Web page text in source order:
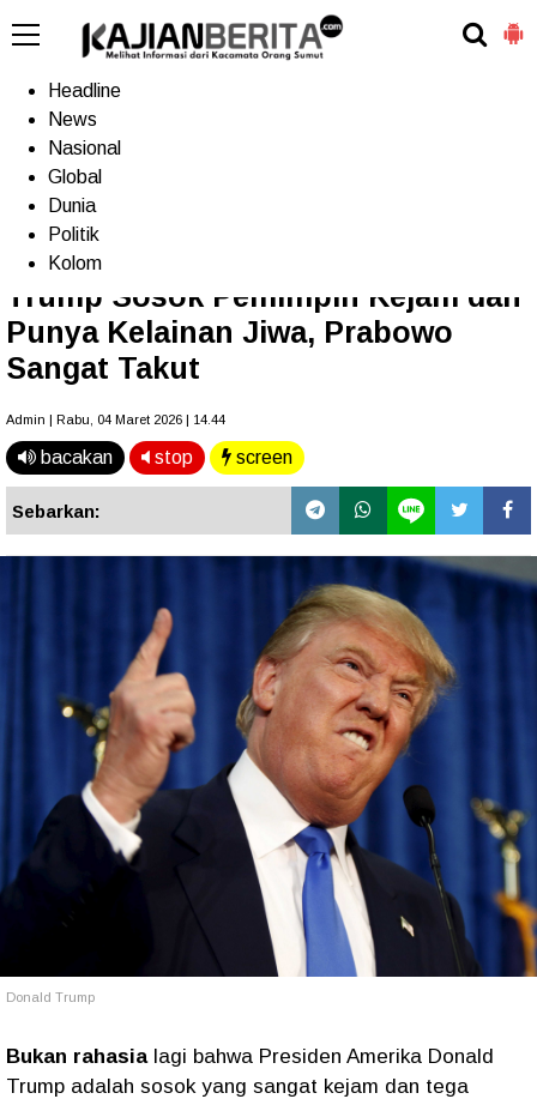
Home
Headline
News
Nasional
Global
Dunia
Politik
Kolom
Terkini
Trump Sosok Pemimpin Kejam dan
Punya Kelainan Jiwa, Prabowo
Sangat Takut
Admin | Rabu, 04 Maret 2026 | 14.44
bacakan stop screen
Sebarkan:
Donald Trump
Bukan rahasialagi bahwa Presiden Amerika Donald
Trump adalah sosok yang sangat kejam dan tega